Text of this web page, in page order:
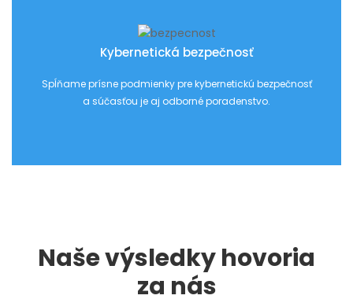
Kybernetická bezpečnosť
Spĺňame prísne podmienky pre kybernetickú bezpečnosť
a súčasťou je aj odborné poradenstvo.
Naše výsledky hovoria
za nás